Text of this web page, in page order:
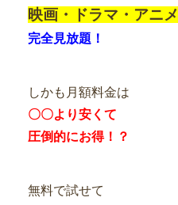
映画・ドラマ・アニメ
完全見放題！
しかも月額料金は
〇〇より安くて
圧倒的にお得！？
無料で試せて